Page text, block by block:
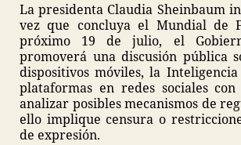
La presidenta Claudia Sheinbaum
vez que concluya el Mundial de
próximo 19 de julio, el
promoverá una discusión pública
dispositivos móviles, la
plataformas en redes sociales
analizar posibles mecanismos de
ello implique censura o
de expresión.